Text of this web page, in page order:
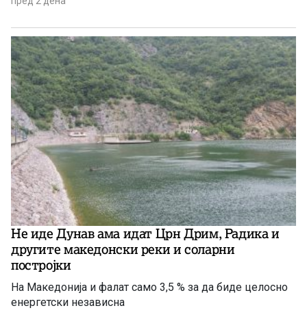
Не иде Дунав ама идат Црн Дрим, Радика и
другите македонски реки и соларни
постројки
На Македонија и фалат само 3,5 % за да биде целосно
енергетски независна